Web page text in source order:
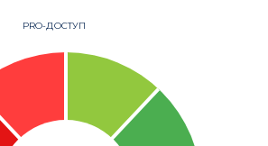
PRO-ДОСТУП